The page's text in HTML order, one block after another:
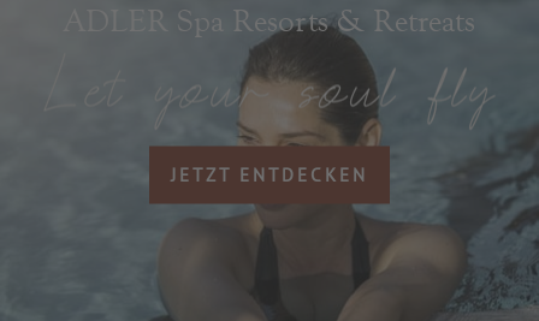
ADLER Spa Resorts & Retreats
JETZT ENTDECKEN